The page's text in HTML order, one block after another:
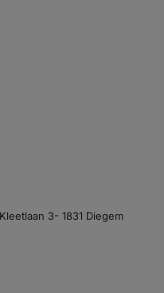
3- 1831 Diegem